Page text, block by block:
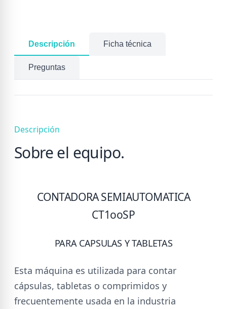
Descripción Ficha técnica
Preguntas
Descripción
Sobre el equipo.
CONTADORA SEMIAUTOMATICA
CT1ooSP
PARA CAPSULAS Y TABLETAS
Esta máquina es utilizada para contar
cápsulas, tabletas o comprimidos y
frecuentemente usada en la industria